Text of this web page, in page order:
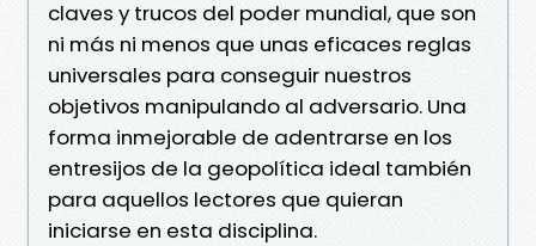
claves y trucos del poder mundial, que son
ni más ni menos que unas eficaces reglas
universales para conseguir nuestros
objetivos manipulando al adversario. Una
forma inmejorable de adentrarse en los
entresijos de la geopolítica ideal también
para aquellos lectores que quieran
iniciarse en esta disciplina.